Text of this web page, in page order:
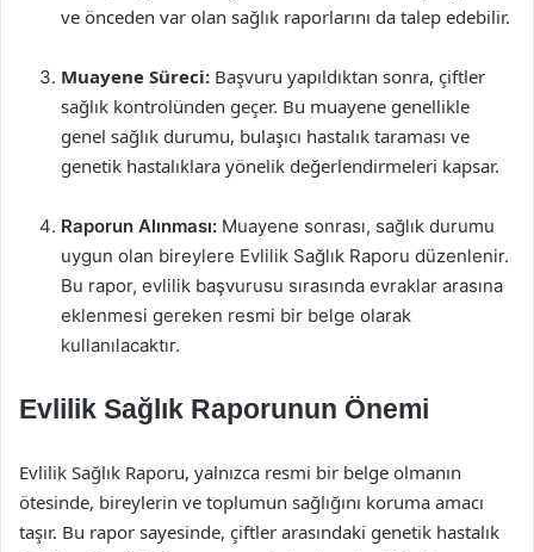
ve önceden var olan sağlık raporlarını da talep edebilir.
Muayene Süreci: Başvuru yapıldıktan sonra, çiftler
sağlık kontrolünden geçer. Bu muayene genellikle
genel sağlık durumu, bulaşıcı hastalık taraması ve
genetik hastalıklara yönelik değerlendirmeleri kapsar.
Raporun Alınması: Muayene sonrası, sağlık durumu
uygun olan bireylere Evlilik Sağlık Raporu düzenlenir.
Bu rapor, evlilik başvurusu sırasında evraklar arasına
eklenmesi gereken resmi bir belge olarak
kullanılacaktır.
Evlilik Sağlık Raporunun Önemi
Evlilik Sağlık Raporu, yalnızca resmi bir belge olmanın
ötesinde, bireylerin ve toplumun sağlığını koruma amacı
taşır. Bu rapor sayesinde, çiftler arasındaki genetik hastalık